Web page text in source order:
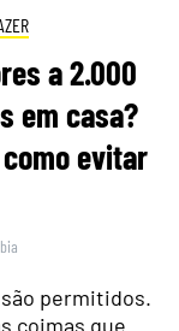
a 2.000
em casa?
evitar
permitidos.
coimas que